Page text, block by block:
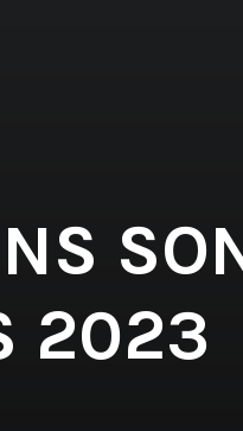
2023